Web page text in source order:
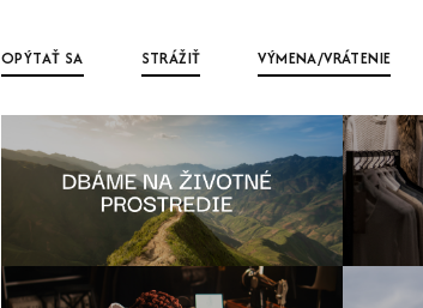
OPÝTAŤ SA STRÁŽIŤ VÝMENA/VRÁTENIE